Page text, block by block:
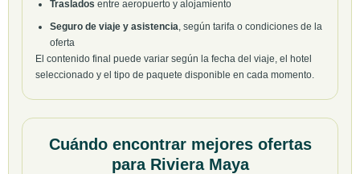
Traslados entre aeropuerto y alojamiento
Seguro de viaje y asistencia, según tarifa o condiciones de la
oferta
El contenido final puede variar según la fecha del viaje, el hotel
seleccionado y el tipo de paquete disponible en cada momento.
Cuándo encontrar mejores ofertas
para Riviera Maya